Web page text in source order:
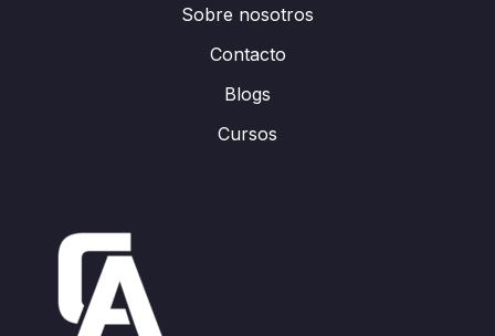
Sobre nosotros
Contacto
Blogs
Cursos